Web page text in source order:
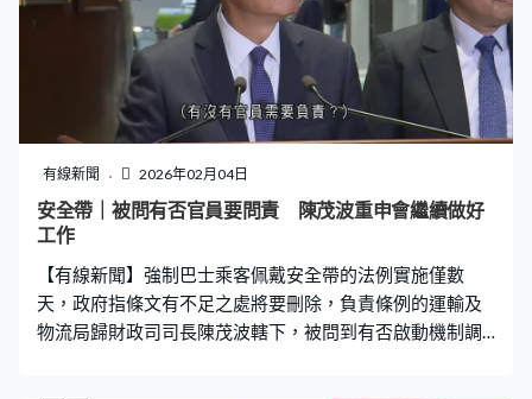
有線新聞 2026年02月04日
安全帶｜被問有否官員要問責 陳茂波重申會繼續做好
工作
【有線新聞】強制巴士乘客佩戴安全帶的法例實施僅數
天，政府指條文有不足之處將要刪除，負責條例的運輸及
物流局歸財政司司長陳茂波轄下，被問到有否啟動機制調